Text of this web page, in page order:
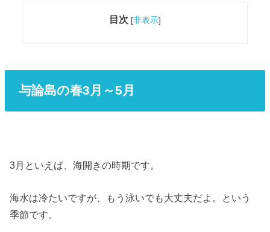
目次 [非表示]
与論島の春3月～5月
3月といえば、海開きの時期です。
海水は冷たいですが、もう泳いでも大丈夫だよ。という
季節です。